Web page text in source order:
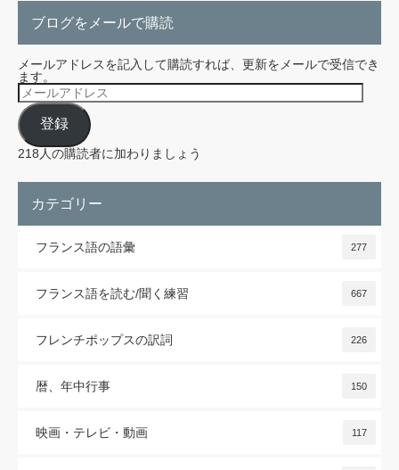
ブログをメールで購読
メールアドレスを記入して購読すれば、更新をメールで受信でき
ます。
メ
ー
ル
ア
ド
レ
登録
218人の購読者に加わりましょう
カテゴリー
フランス語の語彙 277
フランス語を読む/聞く練習 667
フレンチポップスの訳詞 226
暦、年中行事 150
映画・テレビ・動画 117